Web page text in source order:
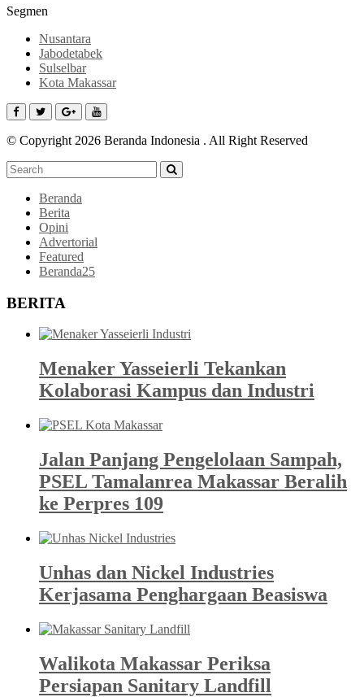
Segmen
Nusantara
Jabodetabek
Sulselbar
Kota Makassar
© Copyright 2026 Beranda Indonesia . All Right Reserved
Beranda
Berita
Opini
Advertorial
Featured
Beranda25
BERITA
Menaker Yasseierli Tekankan
Kolaborasi Kampus dan Industri
Jalan Panjang Pengelolaan Sampah,
PSEL Tamalanrea Makassar Beralih
ke Perpres 109
Unhas dan Nickel Industries
Kerjasama Penghargaan Beasiswa
Walikota Makassar Periksa
Persiapan Sanitary Landfill